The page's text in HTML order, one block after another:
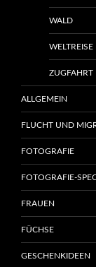
WALD
WELTREISE
ZUGFAHRT
ALLGEMEIN
FLUCHT UND
FOTOGRAFIE
FOTOGRAFIE-
FRAUEN
FÜCHSE
GESCHENKIDEEN